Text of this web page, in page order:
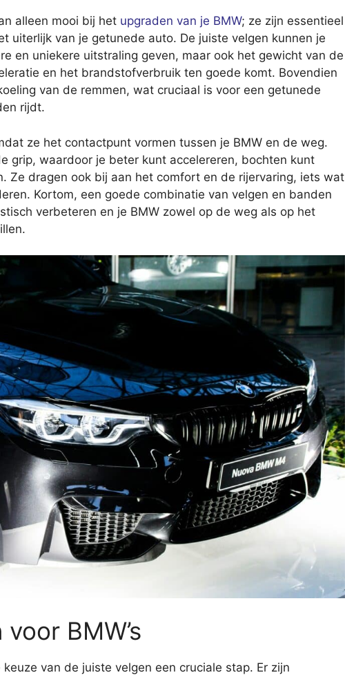
alleen mooi bij het upgraden van je BMW; ze zijn essentieel
uiterlijk van je getunede auto. De juiste velgen kunnen je
en uniekere uitstraling geven, maar ook het gewicht van de
en het brandstofverbruik ten goede komt. Bovendien
van de remmen, wat cruciaal is voor een getunede
rijdt.
ze het contactpunt vormen tussen je BMW en de weg.
grip, waardoor je beter kunt accelereren, bochten kunt
Ze dragen ook bij aan het comfort en de rijervaring, iets wat
Kortom, een goede combinatie van velgen en banden
verbeteren en je BMW zowel op de weg als op het
BMW’s
van de juiste velgen een cruciale stap. Er zijn